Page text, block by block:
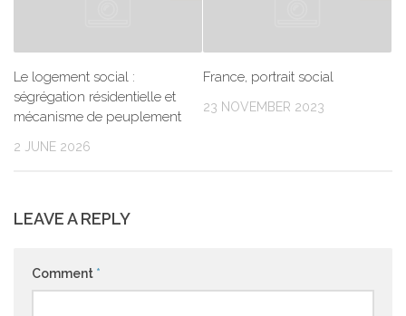
Le logement social :
ségrégation résidentielle et
mécanisme de peuplement
2 JUNE 2026
France, portrait social
23 NOVEMBER 2023
LEAVE A REPLY
Comment *